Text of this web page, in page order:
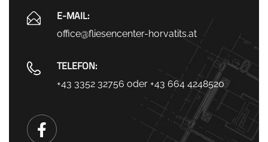
E-MAIL:
office@fliesencenter-horvatits.at
TELEFON:
+43 3352 32756 oder +43 664 4248520